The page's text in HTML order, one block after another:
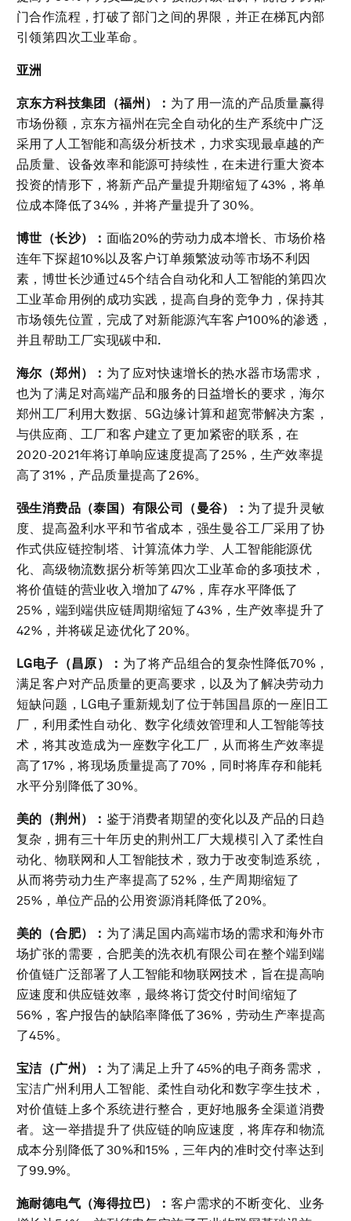
门合作流程，打破了部门之间的界限，并正在梯瓦内部
引领第四次工业革命。
亚洲
京东方科技集团（福州）： 为了用一流的产品质量赢得
市场份额，京东方福州在完全自动化的生产系统中广泛
采用了人工智能和高级分析技术，力求实现最卓越的产
品质量、设备效率和能源可持续性，在未进行重大资本
投资的情形下，将新产品产量提升期缩短了43%，将单
位成本降低了34%，并将产量提升了30%。
博世（长沙）： 面临20%的劳动力成本增长、市场价格
连年下探超10%以及客户订单频繁波动等市场不利因
素，博世长沙通过45个结合自动化和人工智能的第四次
工业革命用例的成功实践，提高自身的竞争力，保持其
市场领先位置，完成了对新能源汽车客户100%的渗透，
并且帮助工厂实现碳中和.
海尔（郑州）： 为了应对快速增长的热水器市场需求，
也为了满足对高端产品和服务的日益增长的要求，海尔
郑州工厂利用大数据、5G边缘计算和超宽带解决方案，
与供应商、工厂和客户建立了更加紧密的联系，在
2020-2021年将订单响应速度提高了25%，生产效率提
高了31%，产品质量提高了26%。
强生消费品（泰国）有限公司（曼谷）： 为了提升灵敏
度、提高盈利水平和节省成本，强生曼谷工厂采用了协
作式供应链控制塔、计算流体力学、人工智能能源优
化、高级物流数据分析等第四次工业革命的多项技术，
将价值链的营业收入增加了47%，库存水平降低了
25%，端到端供应链周期缩短了43%，生产效率提升了
42%，并将碳足迹优化了20%。
LG电子（昌原）： 为了将产品组合的复杂性降低70%，
满足客户对产品质量的更高要求，以及为了解决劳动力
短缺问题，LG电子重新规划了位于韩国昌原的一座旧工
厂，利用柔性自动化、数字化绩效管理和人工智能等技
术，将其改造成为一座数字化工厂，从而将生产效率提
高了17%，将现场质量提高了70%，同时将库存和能耗
水平分别降低了30%。
美的（荆州）： 鉴于消费者期望的变化以及产品的日趋
复杂，拥有三十年历史的荆州工厂大规模引入了柔性自
动化、物联网和人工智能技术，致力于改变制造系统，
从而将劳动力生产率提高了52%，生产周期缩短了
25%，单位产品的公用资源消耗降低了20%。
美的（合肥）： 为了满足国内高端市场的需求和海外市
场扩张的需要，合肥美的洗衣机有限公司在整个端到端
价值链广泛部署了人工智能和物联网技术，旨在提高响
应速度和供应链效率，最终将订货交付时间缩短了
56%，客户报告的缺陷率降低了36%，劳动生产率提高
了45%。
宝洁（广州）： 为了满足上升了45%的电子商务需求，
宝洁广州利用人工智能、柔性自动化和数字孪生技术，
对价值链上多个系统进行整合，更好地服务全渠道消费
者。这一举措提升了供应链的响应速度，将库存和物流
成本分别降低了30%和15%，三年内的准时交付率达到
了99.9%。
施耐德电气（海得拉巴）： 客户需求的不断变化、业务